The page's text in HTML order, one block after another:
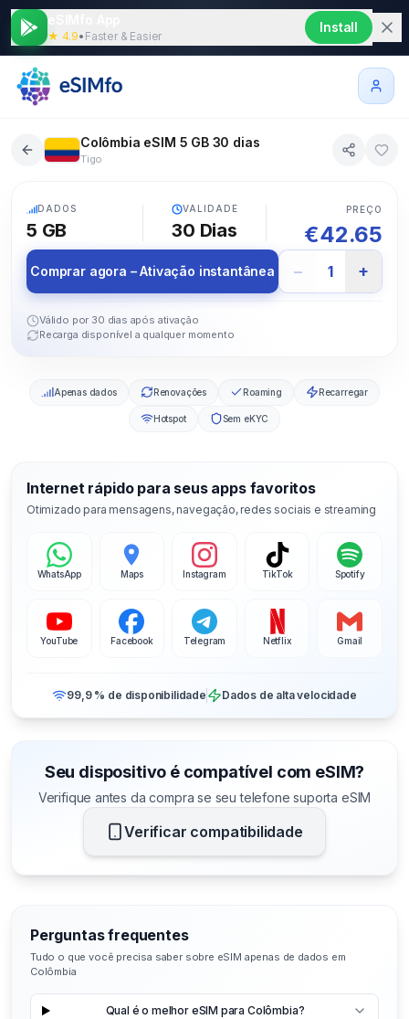
★ 4.9• Faster & Easier
Install
Colômbia eSIM 5 GB 30 dias
Tigo
DADOS
5 GB
VALIDADE
30 Dias
PREÇO
€42.65
Comprar agora – Ativação instantânea − 1 +
Válido por 30 dias após ativação
Recarga disponível a qualquer momento
Apenas dados Renovações Roaming Recarregar
Hotspot Sem eKYC
Internet rápido para seus apps favoritos
Otimizado para mensagens, navegação, redes sociais e streaming
WhatsApp Maps Instagram TikTok Spotify
YouTube Facebook Telegram Netflix Gmail
99,9 % de disponibilidade Dados de alta velocidade
Seu dispositivo é compatível com eSIM?
Verifique antes da compra se seu telefone suporta eSIM
Verificar compatibilidade
Perguntas frequentes
Tudo o que você precisa saber sobre eSIM apenas de dados em
Colômbia
Qual é o melhor eSIM para Colômbia?